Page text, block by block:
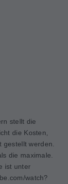
stellt die
die Kosten,
werden.
die maximale.
ist unter
watch?